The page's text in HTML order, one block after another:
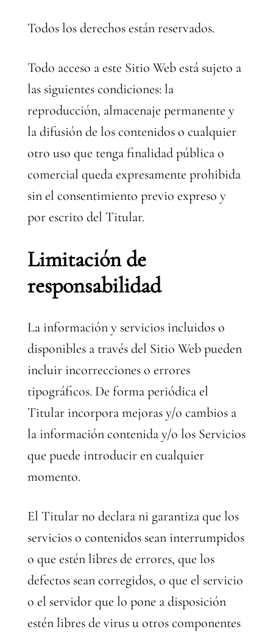
Todos los derechos están reservados.
Todo acceso a este Sitio Web está sujeto a
las siguientes condiciones: la
reproducción, almacenaje permanente y
la difusión de los contenidos o cualquier
otro uso que tenga finalidad pública o
comercial queda expresamente prohibida
sin el consentimiento previo expreso y
por escrito del Titular.
Limitación de
responsabilidad
La información y servicios incluidos o
disponibles a través del Sitio Web pueden
incluir incorrecciones o errores
tipográficos. De forma periódica el
Titular incorpora mejoras y/o cambios a
la información contenida y/o los Servicios
que puede introducir en cualquier
momento.
El Titular no declara ni garantiza que los
servicios o contenidos sean interrumpidos
o que estén libres de errores, que los
defectos sean corregidos, o que el servicio
o el servidor que lo pone a disposición
estén libres de virus u otros componentes